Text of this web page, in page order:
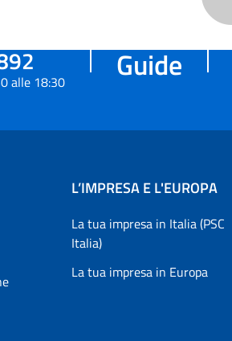
alle 18:30 Guide
L’IMPRESA E L'EUROPA
La tua impresa in Italia (PSC
Italia)
La tua impresa in Europa